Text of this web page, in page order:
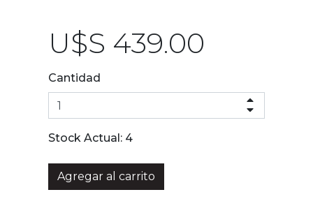
U$S 439.00
Cantidad
Stock Actual: 4
Agregar al carrito